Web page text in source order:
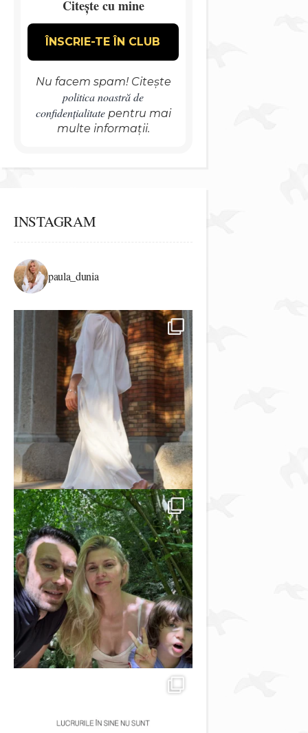
Citește cu mine
Nu facem spam! Citește
politica noastră de
confidențialitatepentru mai
multe informații.
INSTAGRAM
paula_dunia